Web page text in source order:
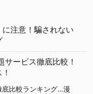
に注意！騙されない
サービス徹底比較！
底比較ランキング…漫